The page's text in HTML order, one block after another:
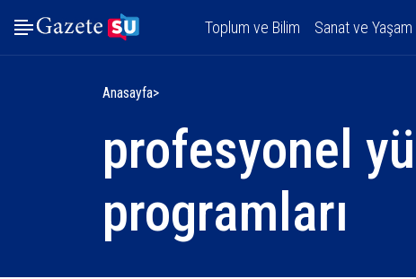
Toplum ve Bilim Sanat ve Yaşam
Anasayfa
profesyonel
programları